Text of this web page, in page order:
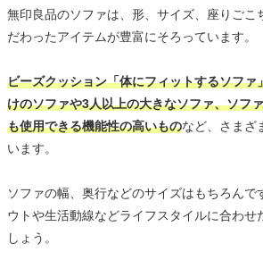
無印良品のソファは、形、サイズ、座りごこ
だわったアイテムが豊富にそろっています。
ビーズクッション「体にフィットするソファ
けのソファや3人以上の大きなソファ、ソフ
も使用できる機能性の高いものなど、さまざ
います。
ソファの幅、奥行などのサイズはもちろんで
ウトや生活動線などライフスタイルに合わせ
しょう。